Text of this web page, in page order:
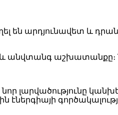
են արդյունավետ և
անվտանգ աշխատանքը։
լարվածությունը
էներգիայի